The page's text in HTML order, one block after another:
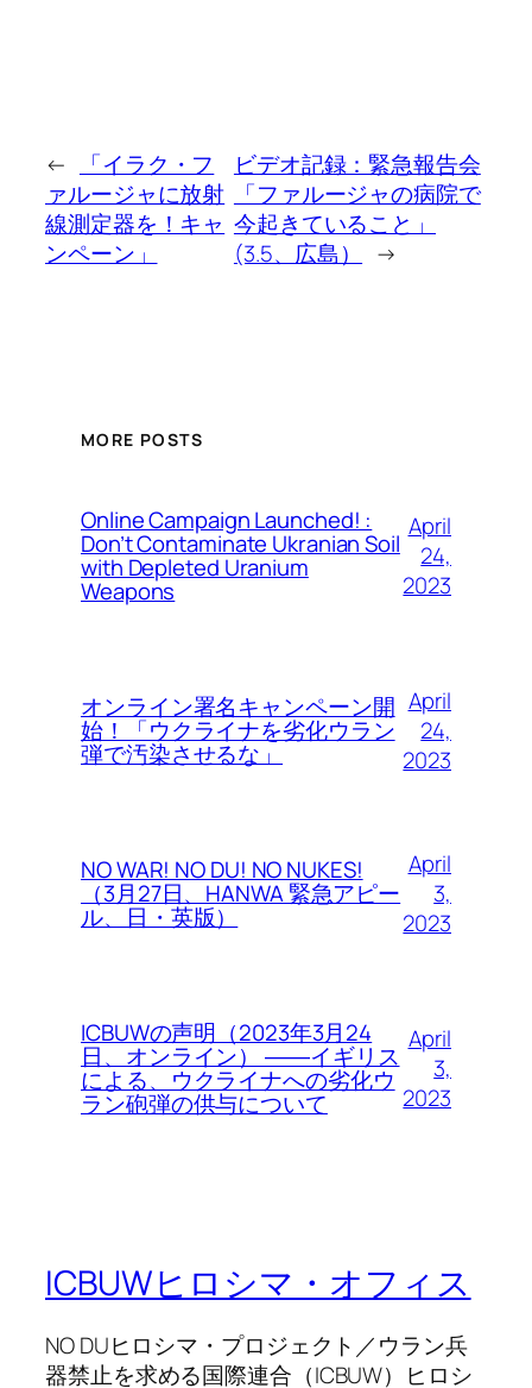
←
「イラク・フ
ァルージャに放射
線測定器を！キャ
ンペーン」
ビデオ記録：緊急報告会
「ファルージャの病院で
今起きていること」
(3.5、広島）
→
MORE POSTS
Online Campaign Launched! :
Don’t Contaminate Ukranian Soil
with Depleted Uranium
Weapons
April
24,
2023
オンライン署名キャンペーン開
始！「ウクライナを劣化ウラン
弾で汚染させるな」
April
24,
2023
NO WAR! NO DU! NO NUKES!
（3月27日、HANWA 緊急アピー
ル、日・英版）
April
3,
2023
ICBUWの声明（2023年3月24
日、オンライン） ――イギリス
による、ウクライナへの劣化ウ
ラン砲弾の供与について
April
3,
2023
ICBUWヒロシマ・オフィス
NO DUヒロシマ・プロジェクト／ウラン兵
器禁止を求める国際連合（ICBUW）ヒロシ